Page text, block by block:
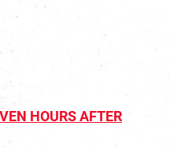
HOURS AFTER